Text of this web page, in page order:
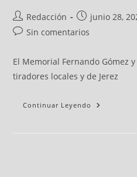
Redacción junio 28,
Sin comentarios
El Memorial Fernando Gómez
tiradores locales y de Jerez
Continuar Leyendo